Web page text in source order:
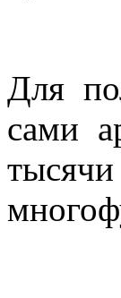
Для
сами